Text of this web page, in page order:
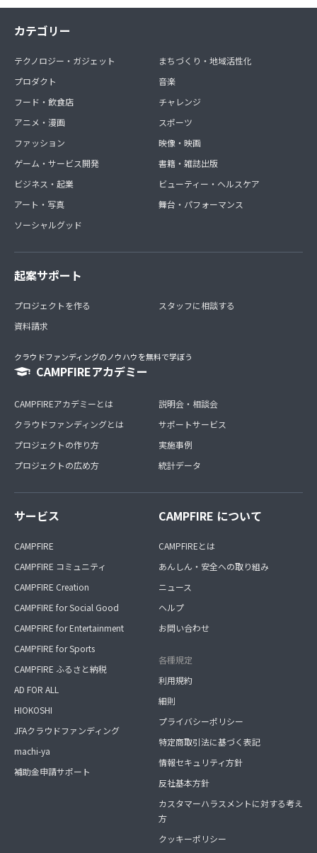
カテゴリー
テクノロジー・ガジェット
プロダクト
フード・飲食店
アニメ・漫画
ファッション
ゲーム・サービス開発
ビジネス・起業
アート・写真
ソーシャルグッド
まちづくり・地域活性化
音楽
チャレンジ
スポーツ
映像・映画
書籍・雑誌出版
ビューティー・ヘルスケア
舞台・パフォーマンス
起案サポート
プロジェクトを作る
資料請求
スタッフに相談する
クラウドファンディングのノウハウを無料で学ぼう
CAMPFIREアカデミー
CAMPFIREアカデミーとは
クラウドファンディングとは
プロジェクトの作り方
プロジェクトの広め方
説明会・相談会
サポートサービス
実施事例
統計データ
サービス
CAMPFIRE
CAMPFIRE コミュニティ
CAMPFIRE Creation
CAMPFIRE for Social Good
CAMPFIRE for Entertainment
CAMPFIRE for Sports
CAMPFIRE ふるさと納税
AD FOR ALL
HIOKOSHI
JFAクラウドファンディング
machi-ya
補助金申請サポート
CAMPFIRE について
CAMPFIREとは
あんしん・安全への取り組み
ニュース
ヘルプ
お問い合わせ
各種規定
利用規約
細則
プライバシーポリシー
特定商取引法に基づく表記
情報セキュリティ方針
反社基本方針
カスタマーハラスメントに対する考え
方
クッキーポリシー